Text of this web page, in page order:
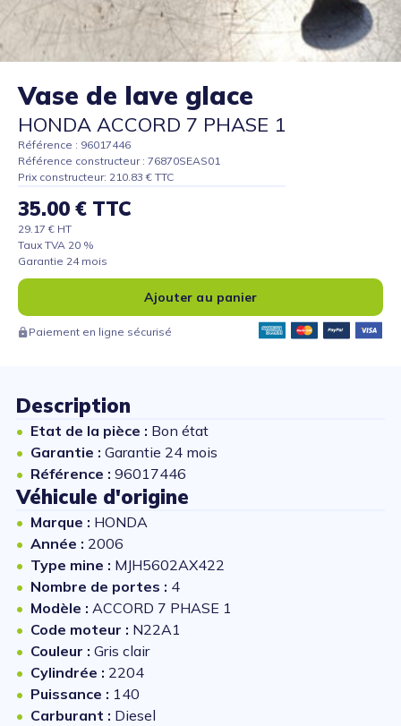
Vase de lave glace
HONDA ACCORD 7 PHASE 1
Référence : 96017446
Référence constructeur : 76870SEAS01
Prix constructeur: 210.83 € TTC
35.00 € TTC
29.17 € HT
Taux TVA 20 %
Garantie 24 mois
Ajouter au panier
Paiement en ligne sécurisé
Description
Etat de la pièce : Bon état
Garantie : Garantie 24 mois
Référence : 96017446
Véhicule d'origine
Marque : HONDA
Année : 2006
Type mine : MJH5602AX422
Nombre de portes : 4
Modèle : ACCORD 7 PHASE 1
Code moteur : N22A1
Couleur : Gris clair
Cylindrée : 2204
Puissance : 140
Carburant : Diesel